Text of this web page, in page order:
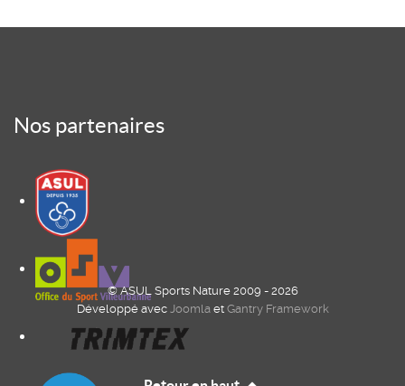
Nos partenaires
© ASUL Sports Nature 2009 - 2026
Développé avec Joomla et Gantry Framework